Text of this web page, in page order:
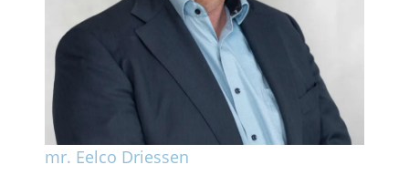
mr. Eelco Driessen